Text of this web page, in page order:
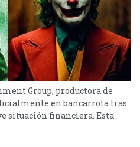
Group, productora de
en bancarrota tras
situación financiera. Esta
para los fanáticos de Joker
Roadshow Entertainment